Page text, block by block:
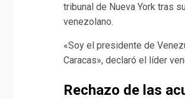
tribunal de Nueva York tras
venezolano.
«Soy el presidente de
Caracas», declaró el líder
Rechazo de las